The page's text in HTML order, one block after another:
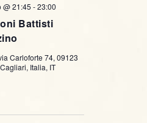
Battisti
@ 21:45 -23:00
Carloforte 74, 09123
Italia, IT